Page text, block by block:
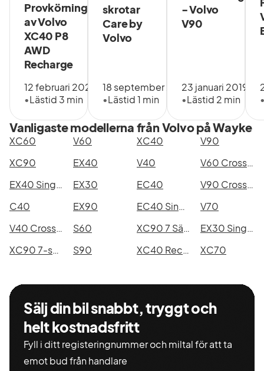
på 24 eller
36
månader
och en
årlig
körsträcka
på 1000,
1500,
2500 eller
3000 mil.
Du slipper
kontantinsatsen
och har en
fast
När
löpt ut
lämnar du
tillbaka
kan enkelt
en ny bil
igen.
Provkörning
av Volvo
XC40 P8
AWD
Recharge
12 februari 2021
•Lästid 3 min
skrotar
Care by
Volvo
18 september 2024
•Lästid 1 min
- Volvo
V90
23 januari 2019
•Lästid 2 min
Vanligaste modellerna från Volvo på Wayke
XC60 V60 XC40
V90
XC90
EX40 V40
V60 Cross Country
EX40 Single Motor Extended Range
EX30 EC40
V90 Cross Country
C40
EX90 EC40 Single Motor Extended Range
V70
V40 Cross Country
S60 XC90 7 Säten
EX30 Single Motor Extended Range
XC90 7-seater
S90 XC40 Recharge XC70
Sälj din bil snabbt, tryggt och
helt kostnadsfritt
Fyll i ditt registeringnummer och miltal för att ta
emot bud från handlare